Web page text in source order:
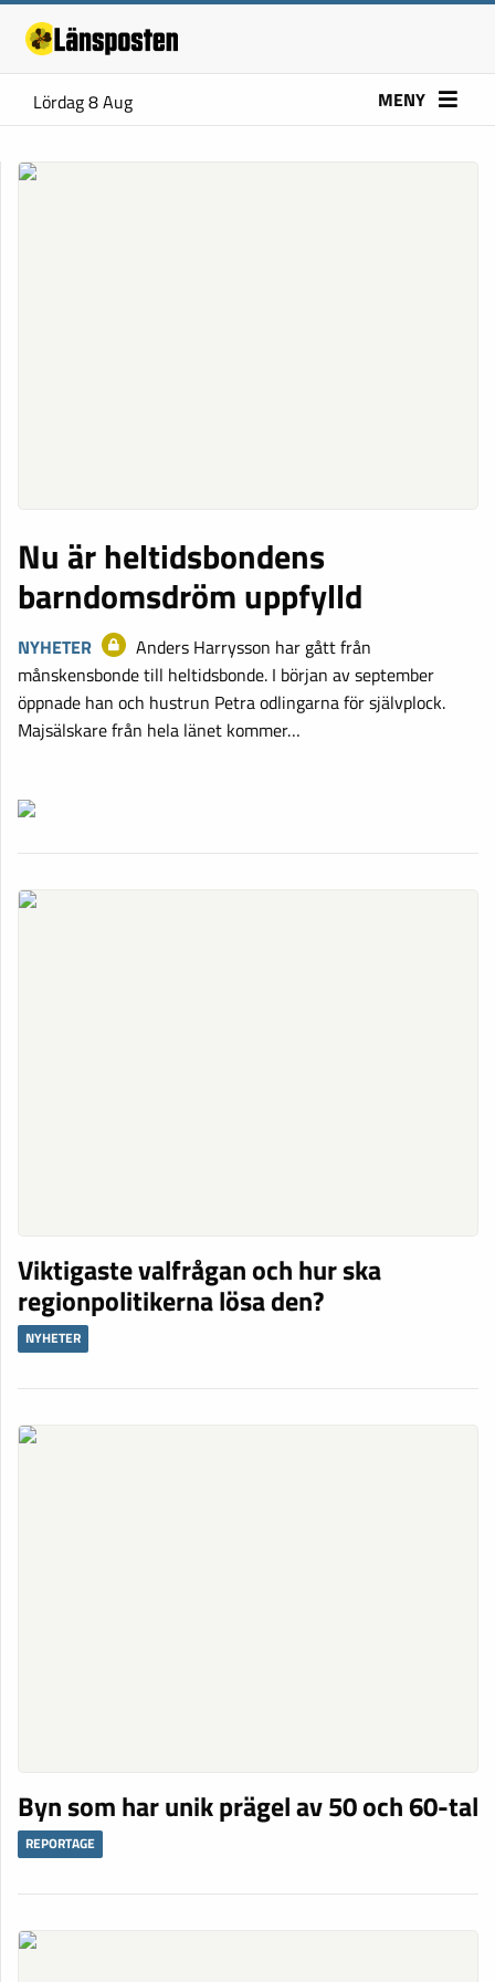
Lördag 8 Aug MENY
Nu är heltidsbondens
barndomsdröm uppfylld
NYHETER
Anders Harrysson har gått från
månskensbonde till heltidsbonde. I början av september
öppnade han och hustrun Petra odlingarna för självplock.
Majsälskare från hela länet kommer…
Viktigaste valfrågan och hur ska
regionpolitikerna lösa den?
NYHETER
Byn som har unik prägel av 50 och 60-tal
REPORTAGE